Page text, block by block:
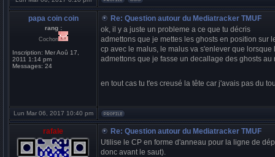
papa coin coin
rang :
Cochon
Inscription: Mer Aoû 17,
2011 1:14 pm
Messages: 24
Re: Question autour du Mediatracker TMUF
ok, il y a juste un probleme a ce que tu décris
admettons que je mettes les ghosts en position sur
cp avec le malus, le malus va s'enlever que
admettons que je fasse un decallage des ghosts
en tout cas tu t'es creusé la tête car j'avais pas du
Lun Mar 06, 2017 10:40 pm
rafale
Re: Question autour du Mediatracker TMUF
Utilise le CP en forme d'anneau pour la ligne de
donc avant le saut).